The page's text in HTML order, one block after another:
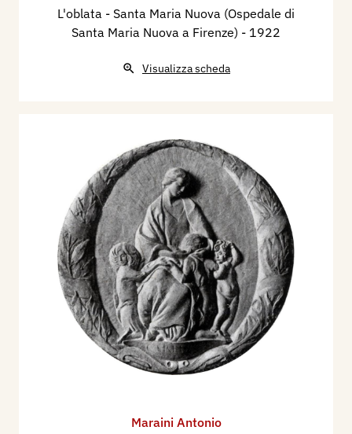
L'oblata - Santa Maria Nuova (Ospedale di
Santa Maria Nuova a Firenze) - 1922
Visualizza scheda
Maraini Antonio